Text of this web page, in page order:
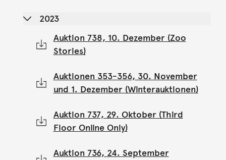
2023
Auktion 738, 10. Dezember (Zoo
Stories)
Auktionen 353-356, 30. November
und 1. Dezember (Winterauktionen)
Auktion 737, 29. Oktober (Third
Floor Online Only)
Auktion 736, 24. September